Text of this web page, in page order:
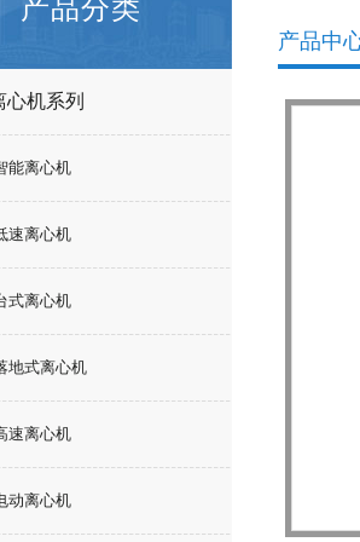
产品分类
心机系列
能离心机
速离心机
式离心机
地式离心机
速离心机
动离心机
产品中